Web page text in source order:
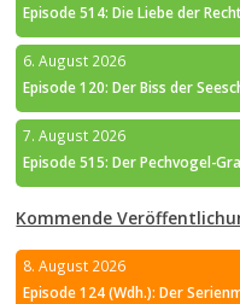
Episode 514: Die Liebe der
6. August 2026
Episode 120: Der Biss der
7. August 2026
Episode 515: Der Pechvogel-
Kommende
8. August 2026
Episode 124 (Wdh.): Der